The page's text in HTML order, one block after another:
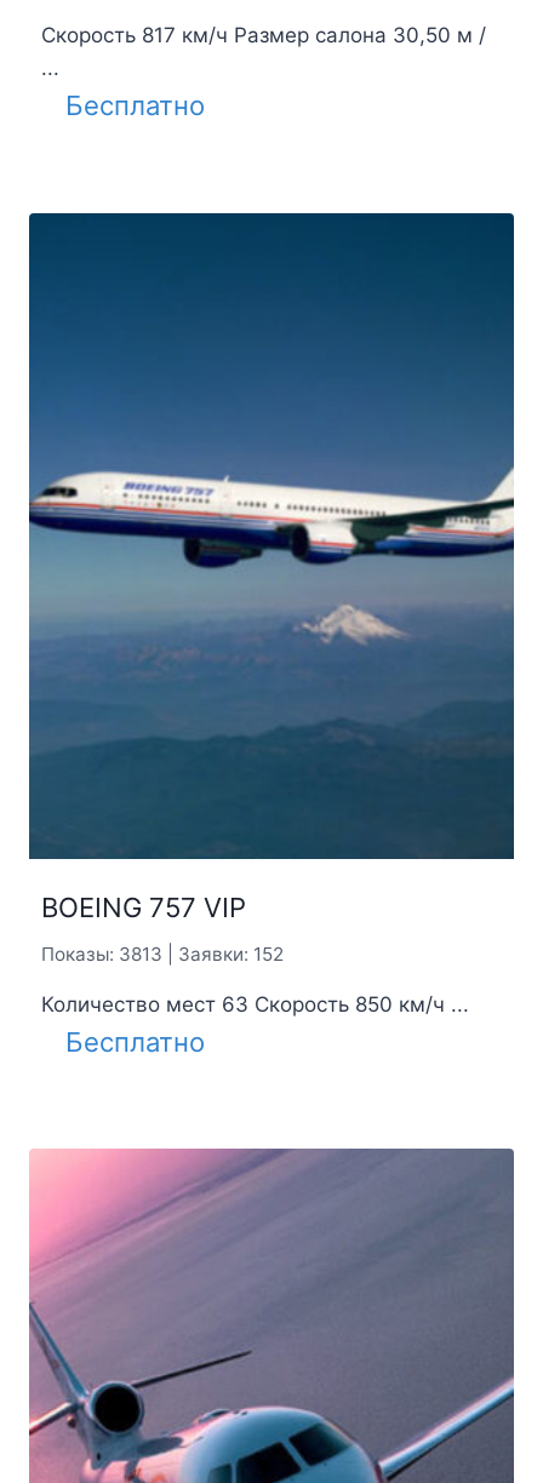
Скорость 817 км/ч Размер салона 30,50 м /
...
Бесплатно
BOEING 757 VIP
Показы: 3813 | Заявки: 152
Количество мест 63 Скорость 850 км/ч ...
Бесплатно